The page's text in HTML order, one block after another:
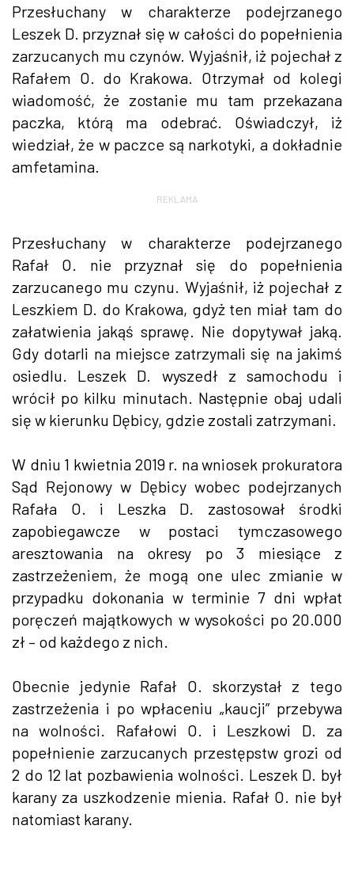
Przesłuchany w charakterze podejrzanego
Leszek D. przyznał się w całości do popełnienia
zarzucanych mu czynów. Wyjaśnił, iż pojechał z
Rafałem O. do Krakowa. Otrzymał od kolegi
wiadomość, że zostanie mu tam przekazana
paczka, którą ma odebrać. Oświadczył, iż
wiedział, że w paczce są narkotyki, a dokładnie
amfetamina.
REKLAMA
Przesłuchany w charakterze podejrzanego
Rafał O. nie przyznał się do popełnienia
zarzucanego mu czynu. Wyjaśnił, iż pojechał z
Leszkiem D. do Krakowa, gdyż ten miał tam do
załatwienia jakąś sprawę. Nie dopytywał jaką.
Gdy dotarli na miejsce zatrzymali się na jakimś
osiedlu. Leszek D. wyszedł z samochodu i
wrócił po kilku minutach. Następnie obaj udali
się w kierunku Dębicy, gdzie zostali zatrzymani.
W dniu 1 kwietnia 2019 r. na wniosek prokuratora
Sąd Rejonowy w Dębicy wobec podejrzanych
Rafała O. i Leszka D. zastosował środki
zapobiegawcze w postaci tymczasowego
aresztowania na okresy po 3 miesiące z
zastrzeżeniem, że mogą one ulec zmianie w
przypadku dokonania w terminie 7 dni wpłat
poręczeń majątkowych w wysokości po 20.000
zł – od każdego z nich.
Obecnie jedynie Rafał O. skorzystał z tego
zastrzeżenia i po wpłaceniu „kaucji” przebywa
na wolności. Rafałowi O. i Leszkowi D. za
popełnienie zarzucanych przestępstw grozi od
2 do 12 lat pozbawienia wolności. Leszek D. był
karany za uszkodzenie mienia. Rafał O. nie był
natomiast karany.